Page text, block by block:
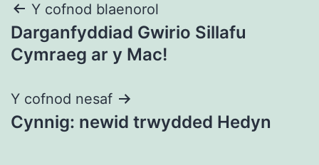
Llywio
cofnod
Y cofnod blaenorol
Darganfyddiad Gwirio Sillafu
Cymraeg ar y Mac!
Y cofnod nesaf
Cynnig: newid trwydded Hedyn